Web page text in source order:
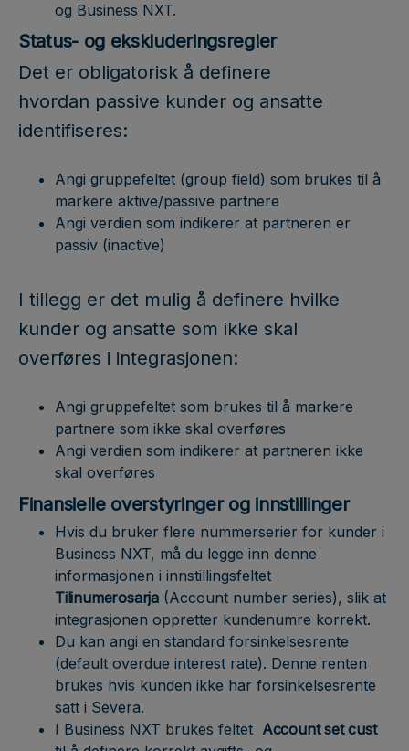
og Business NXT.
Status- og ekskluderingsregler
Det er obligatorisk å definere
hvordan passive kunder og ansatte
identifiseres:
Angi gruppefeltet (group field) som brukes til å
markere aktive/passive partnere
Angi verdien som indikerer at partneren er
passiv (inactive)
I tillegg er det mulig å definere hvilke
kunder og ansatte som ikke skal
overføres i integrasjonen:
Angi gruppefeltet som brukes til å markere
partnere som ikke skal overføres
Angi verdien som indikerer at partneren ikke
skal overføres
Finansielle overstyringer og innstillinger
Hvis du bruker flere nummerserier for kunder i
Business NXT, må du legge inn denne
informasjonen i innstillingsfeltet
Tilinumerosarja (Account number series), slik at
integrasjonen oppretter kundenumre korrekt.
Du kan angi en standard forsinkelsesrente
(default overdue interest rate). Denne renten
brukes hvis kunden ikke har forsinkelsesrente
satt i Severa.
I Business NXT brukes feltet Account set cust